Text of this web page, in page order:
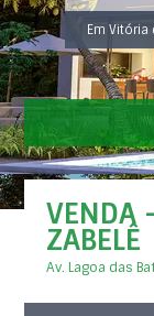
Em Vitória
VENDA
ZABELÊ
Av. Lagoa das